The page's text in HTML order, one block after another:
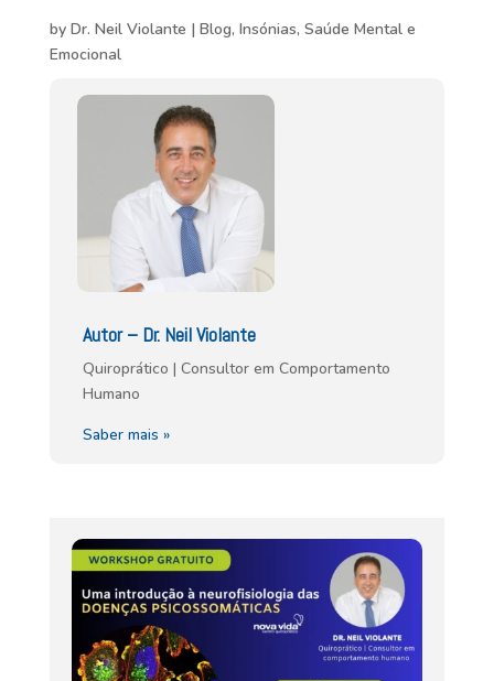
by Dr. Neil Violante | Blog, Insónias, Saúde Mental e
Emocional
Autor – Dr. Neil Violante
Quiroprático | Consultor em Comportamento
Humano
Saber mais »